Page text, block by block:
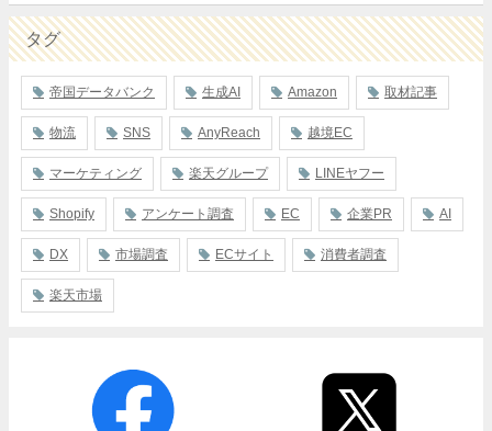
タグ
帝国データバンク 生成AI Amazon 取材記事
物流 SNS AnyReach 越境EC
マーケティング 楽天グループ LINEヤフー
Shopify アンケート調査 EC 企業PR AI
DX 市場調査 ECサイト 消費者調査
楽天市場